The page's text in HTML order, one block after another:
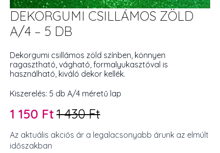
DEKORGUMI CSILLÁMOS ZÖLD
A/4 – 5 DB
Dekorgumi csillámos zöld színben, könnyen
ragasztható, vágható, formalyukasztóval is
használható, kiváló dekor kellék.
Kiszerelés: 5 db A/4 méretű lap
1 430Ft
Original
price
1 150 Ft
Current
price
Az aktuális akciós ár a legalacsonyabb árunk az elmúlt
időszakban